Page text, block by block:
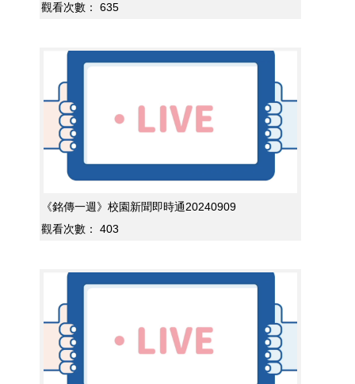
觀看次數：
635
《銘傳一週》校園新聞即時通20240909
觀看次數：
403